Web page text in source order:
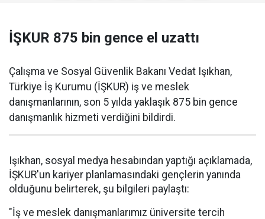
İŞKUR 875 bin gence el uzattı
Çalışma ve Sosyal Güvenlik Bakanı Vedat Işıkhan,
Türkiye İş Kurumu (İŞKUR) iş ve meslek
danışmanlarının, son 5 yılda yaklaşık 875 bin gence
danışmanlık hizmeti verdiğini bildirdi.
Işıkhan, sosyal medya hesabından yaptığı açıklamada,
İŞKUR'un kariyer planlamasındaki gençlerin yanında
olduğunu belirterek, şu bilgileri paylaştı:
"İş ve meslek danışmanlarımız üniversite tercih